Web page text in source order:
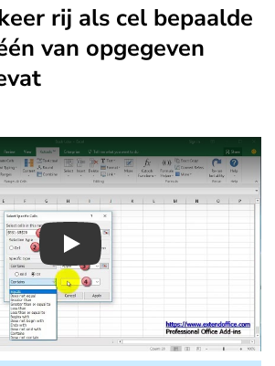
rij als cel bepaalde
van opgegeven
Play